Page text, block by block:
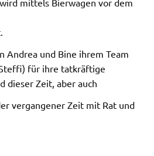
Andrea und Bine ihrem Team
für ihre tatkräftige
dieser Zeit, aber auch
vergangener Zeit mit Rat und